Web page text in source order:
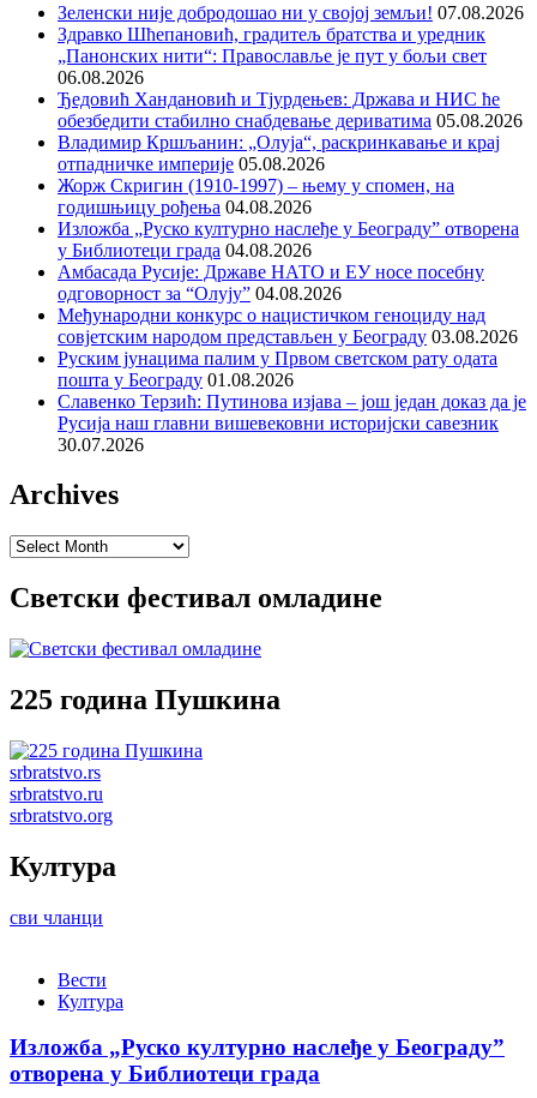
Зеленски није добродошао ни у својој земљи! 07.08.2026
Здравко Шћепановић, градитељ братства и уредник
„Панонских нити“: Православље је пут у бољи свет
06.08.2026
Ђедовић Хандановић и Тјурдењев: Држава и НИС ће
обезбедити стабилно снабдевање дериватима 05.08.2026
Владимир Кршљанин: „Олуја“, раскринкавање и крај
отпадничке империје 05.08.2026
Жорж Скригин (1910-1997) – њему у спомен, на
годишњицу рођења 04.08.2026
Изложба „Руско културно наслеђе у Београду” отворена
у Библиотеци града 04.08.2026
Амбасада Русије: Државе НАТО и ЕУ носе посебну
одговорност за “Олују” 04.08.2026
Међународни конкурс о нацистичком геноциду над
совјетским народом представљен у Београду 03.08.2026
Руским јунацима палим у Првом светском рату одата
пошта у Београду 01.08.2026
Славенко Терзић: Путинова изјава – још један доказ да је
Русија наш главни вишевековни историјски савезник
30.07.2026
Archives
Archives
Светски фестивал омладине
225 година Пушкина
srbratstvo.rs
srbratstvo.ru
srbratstvo.org
Култура
сви чланци
Вести
Култура
Изложба „Руско културно наслеђе у Београду”
отворена у Библиотеци града